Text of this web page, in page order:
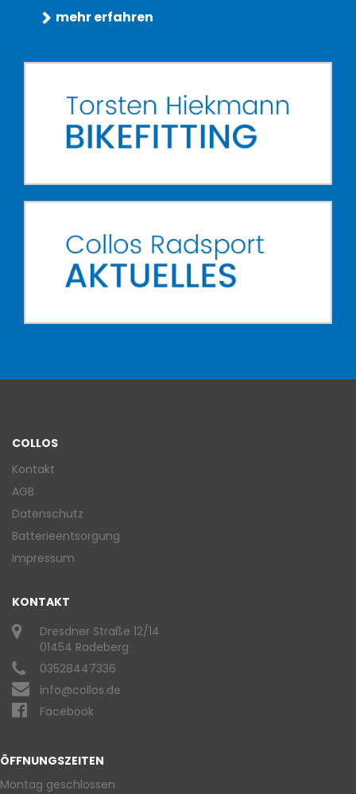
mehr erfahren
COLLOS
Kontakt
AGB
Datenschutz
Batterieentsorgung
Impressum
KONTAKT
Dresdner Straße 12/14
01454 Radeberg
03528447336
info@collos.de
Facebook
ÖFFNUNGSZEITEN
Montag geschlossen